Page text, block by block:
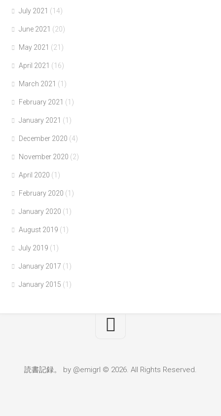
July 2021 (14)
June 2021 (20)
May 2021 (21)
April 2021 (16)
March 2021 (1)
February 2021 (1)
January 2021 (1)
December 2020 (4)
November 2020 (2)
April 2020 (1)
February 2020 (1)
January 2020 (1)
August 2019 (1)
July 2019 (1)
January 2017 (1)
January 2015 (1)
読書記録。 by @emigrl © 2026. All Rights Reserved.